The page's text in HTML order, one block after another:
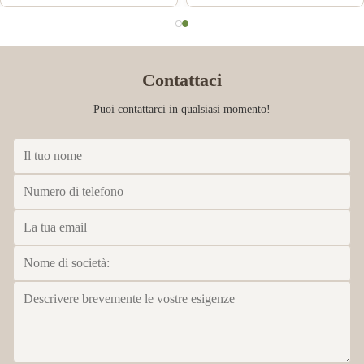
Contattaci
Puoi contattarci in qualsiasi momento!